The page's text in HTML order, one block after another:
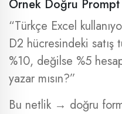
Örnek Doğru Prompt
“Türkçe Excel
D2 hücresindeki satış
%10, değilse %5
yazar mısın?”
Bu netlik → doğru